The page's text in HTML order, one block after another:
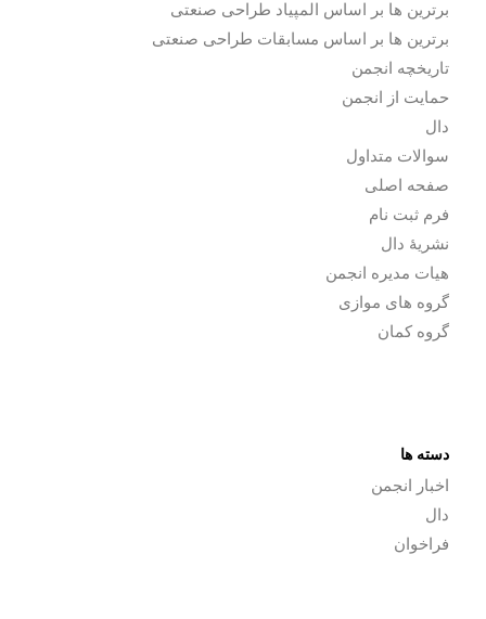
برترین ها بر اساس المپیاد طراحی صنعتی
برترین ها بر اساس مسابقات طراحی صنعتی
تاریخچه انجمن
حمایت از انجمن
دال
سوالات متداول
صفحه اصلی
فرم ثبت نام
نشریۀ دال
هیات مدیره انجمن
گروه های موازی
گروه کمان
دسته ها
اخبار انجمن
دال
فراخوان